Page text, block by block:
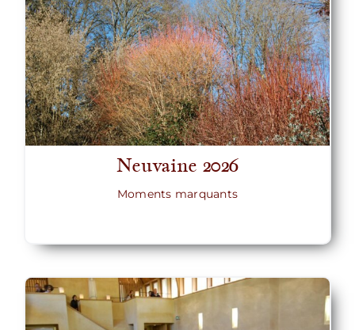
Neuvaine 2026
Moments marquants